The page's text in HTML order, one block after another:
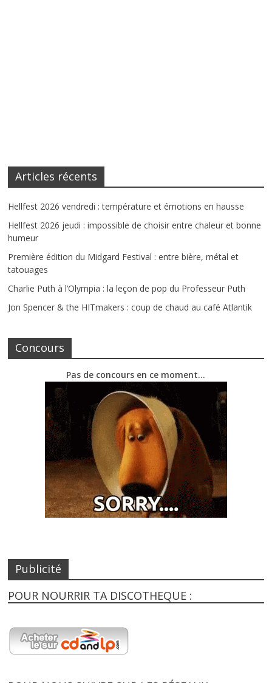
Articles récents
Hellfest 2026 vendredi : température et émotions en hausse
Hellfest 2026 jeudi : impossible de choisir entre chaleur et bonne
humeur
Première édition du Midgard Festival : entre bière, métal et
tatouages
Charlie Puth à l’Olympia : la leçon de pop du Professeur Puth
Jon Spencer & the HITmakers : coup de chaud au café Atlantik
Concours
Pas de concours en ce moment…
Publicité
POUR NOURRIR TA DISCOTHEQUE :